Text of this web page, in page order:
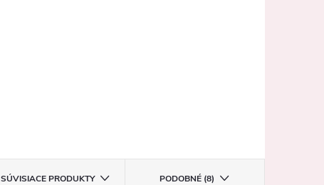
SÚVISIACE PRODUKTY PODOBNÉ (8)